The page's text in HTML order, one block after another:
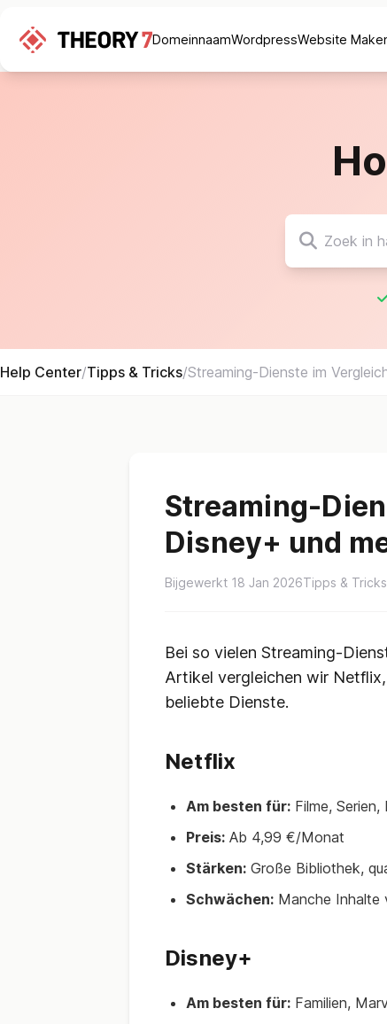
DomeinnaamWordpressWebsite
Help Center/Tipps & Tricks/Streaming-Dienste im
Streaming-
Disney+ und
Bijgewerkt 18 Jan 2026Tipps & Tricks
Bei so vielen Streaming-
Artikel vergleichen wir
beliebte Dienste.
Netflix
Am besten für: Filme,
Preis: Ab 4,99 €/Monat
Stärken: Große Bibliothek,
Schwächen: Manche Inhalte
Disney+
Am besten für: Familien,